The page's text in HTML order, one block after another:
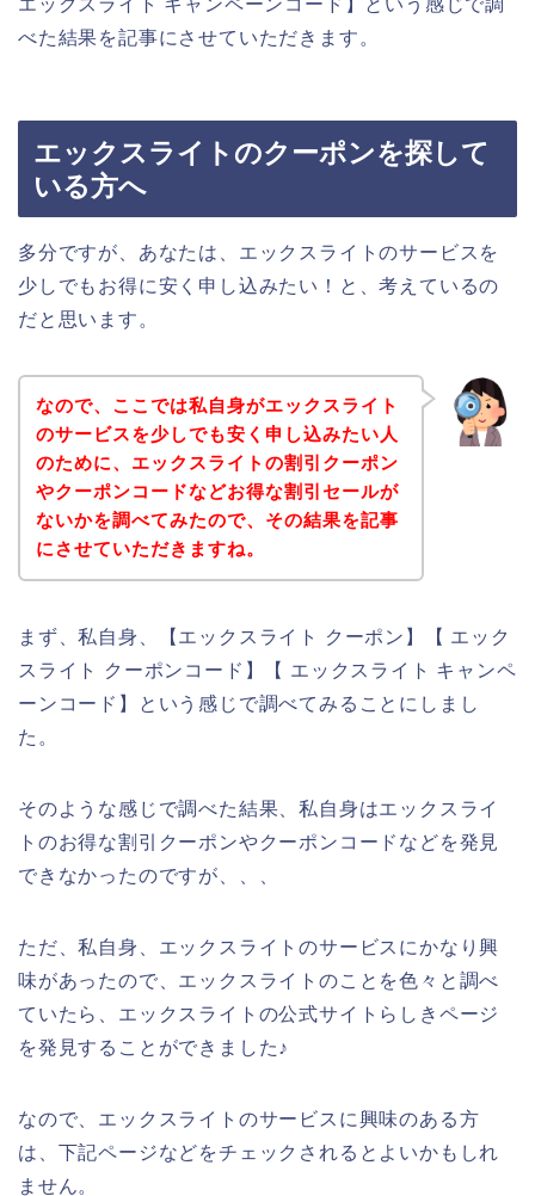
エックスライト キャンペーンコード】という感じで調
べた結果を記事にさせていただきます。
エックスライトのクーポンを探して
いる方へ
多分ですが、あなたは、エックスライトのサービスを
少しでもお得に安く申し込みたい！と、考えているの
だと思います。
なので、ここでは私自身がエックスライト
のサービスを少しでも安く申し込みたい人
のために、エックスライトの割引クーポン
やクーポンコードなどお得な割引セールが
ないかを調べてみたので、その結果を記事
にさせていただきますね。
まず、私自身、【エックスライト クーポン】【 エック
スライト クーポンコード】【 エックスライト キャンペ
ーンコード】という感じで調べてみることにしまし
た。
そのような感じで調べた結果、私自身はエックスライ
トのお得な割引クーポンやクーポンコードなどを発見
できなかったのですが、、、
ただ、私自身、エックスライトのサービスにかなり興
味があったので、エックスライトのことを色々と調べ
ていたら、エックスライトの公式サイトらしきページ
を発見することができました♪
なので、エックスライトのサービスに興味のある方
は、下記ページなどをチェックされるとよいかもしれ
ません。